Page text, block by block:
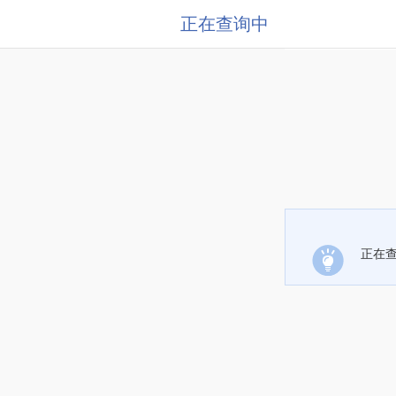
正在查询中
正在